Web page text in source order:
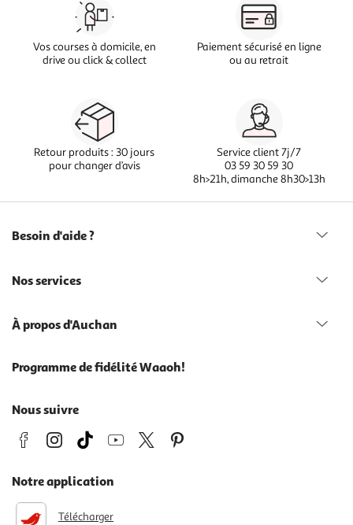
Vos courses à domicile, en
drive ou click & collect
Paiement sécurisé en ligne
ou au retrait
Retour produits : 30 jours
pour changer d’avis
Service client 7j/7
03 59 30 59 30
8h>21h, dimanche 8h30>13h
Besoin d'aide ?
Nos services
À propos d'Auchan
Programme de fidélité Waaoh!
Nous suivre
Notre application
Télécharger